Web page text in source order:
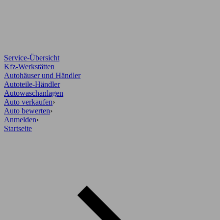
Service-Übersicht
Kfz-Werkstätten
Autohäuser und Händler
Autoteile-Händler
Autowaschanlagen
Auto verkaufen›
Auto bewerten›
Anmelden›
Startseite